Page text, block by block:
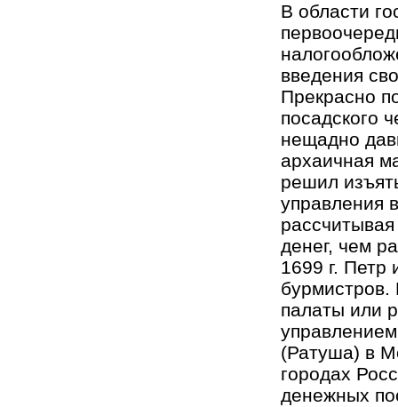
В области
введения
Прекрасно
посадского
нещадно
архаичная
решил
управления
денег, чем
1699 г. Петр
бурмистров.
палаты или
(Ратуша) в
городах
денежных